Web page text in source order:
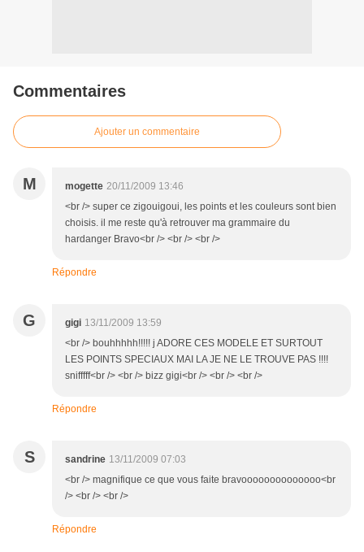
Commentaires
Ajouter un commentaire
M mogette 20/11/2009 13:46
<br /> super ce zigouigoui, les points et les couleurs sont bien
choisis. il me reste qu'à retrouver ma grammaire du
hardanger Bravo<br /> <br /> <br />
Répondre
G gigi 13/11/2009 13:59
<br /> bouhhhhh!!!!! j ADORE CES MODELE ET SURTOUT
LES POINTS SPECIAUX MAI LA JE NE LE TROUVE PAS !!!!
snifffff<br /> <br /> bizz gigi<br /> <br /> <br />
Répondre
S sandrine 13/11/2009 07:03
<br /> magnifique ce que vous faite bravoooooooooooooo<br
/> <br /> <br />
Répondre